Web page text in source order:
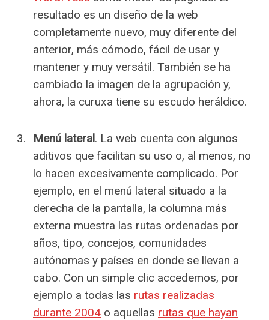
resultado es un diseño de la web
completamente nuevo, muy diferente del
anterior, más cómodo, fácil de usar y
mantener y muy versátil. También se ha
cambiado la imagen de la agrupación y,
ahora, la curuxa tiene su escudo heráldico.
Menú lateral. La web cuenta con algunos
aditivos que facilitan su uso o, al menos, no
lo hacen excesivamente complicado. Por
ejemplo, en el menú lateral situado a la
derecha de la pantalla, la columna más
externa muestra las rutas ordenadas por
años, tipo, concejos, comunidades
autónomas y países en donde se llevan a
cabo. Con un simple clic accedemos, por
ejemplo a todas las rutas realizadas
durante 2004 o aquellas rutas que hayan